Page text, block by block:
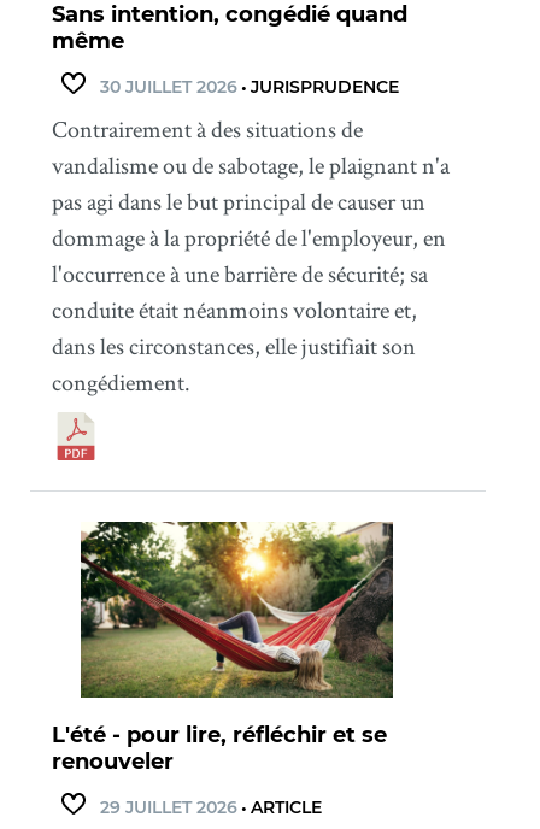
Sans intention, congédié quand
même
30 JUILLET 2026• JURISPRUDENCE
Contrairement à des situations de
vandalisme ou de sabotage, le plaignant n'a
pas agi dans le but principal de causer un
dommage à la propriété de l'employeur, en
l'occurrence à une barrière de sécurité; sa
conduite était néanmoins volontaire et,
dans les circonstances, elle justifiait son
congédiement.
L'été - pour lire, réfléchir et se
renouveler
29 JUILLET 2026• ARTICLE